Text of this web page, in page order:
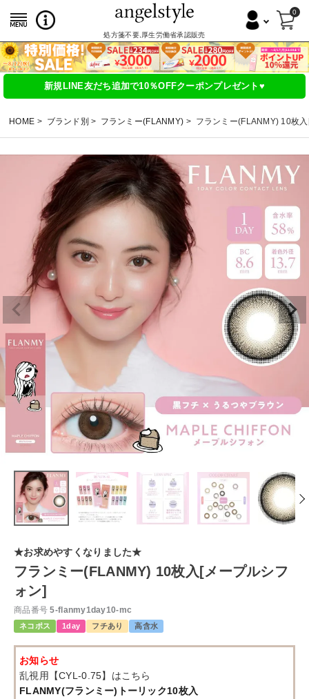
処方箋不要,厚生労働省承認販売
0
新規LINE友だち追加で10％OFFクーポンプレゼント♥
HOME ブランド別 フランミー(FLANMY) フランミー(FLANMY) 10枚
★お求めやすくなりました★
フランミー(FLANMY) 10枚入[メープルシフ
ォン]
商品番号 5-flanmy1day10-mc
ネコポス 1day フチあり 高含水
お知らせ
乱視用【CYL-0.75】はこちら
FLANMY(フランミー)トーリック10枚入